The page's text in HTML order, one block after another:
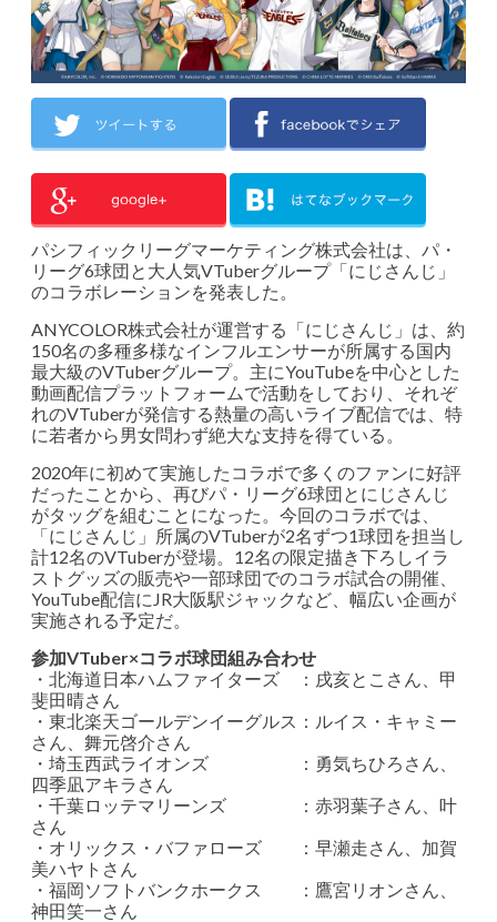
パシフィックリーグマーケティング株式会社は、パ・
リーグ6球団と大人気VTuberグループ「にじさんじ」
のコラボレーションを発表した。
ANYCOLOR株式会社が運営する「にじさんじ」は、約
150名の多種多様なインフルエンサーが所属する国内
最大級のVTuberグループ。主にYouTubeを中心とした
動画配信プラットフォームで活動をしており、それぞ
れのVTuberが発信する熱量の高いライブ配信では、特
に若者から男女問わず絶大な支持を得ている。
2020年に初めて実施したコラボで多くのファンに好評
だったことから、再びパ・リーグ6球団とにじさんじ
がタッグを組むことになった。今回のコラボでは、
「にじさんじ」所属のVTuberが2名ずつ1球団を担当し
計12名のVTuberが登場。12名の限定描き下ろしイラ
ストグッズの販売や一部球団でのコラボ試合の開催、
YouTube配信にJR大阪駅ジャックなど、幅広い企画が
実施される予定だ。
参加VTuber×コラボ球団組み合わせ
・北海道日本ハムファイターズ ：戌亥とこさん、甲
斐田晴さん
・東北楽天ゴールデンイーグルス：ルイス・キャミー
さん、舞元啓介さん
・埼玉西武ライオンズ ：勇気ちひろさん、
四季凪アキラさん
・千葉ロッテマリーンズ ：赤羽葉子さん、叶
さん
・オリックス・バファローズ ：早瀬走さん、加賀
美ハヤトさん
・福岡ソフトバンクホークス ：鷹宮リオンさん、
神田笑一さん